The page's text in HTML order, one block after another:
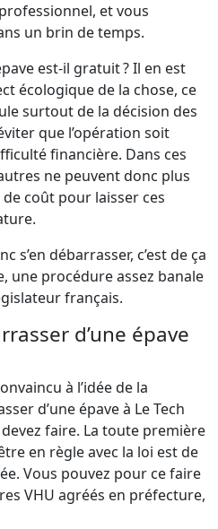
et vous
un brin de temps.
est-il gratuit ? Il en est
écologique de la chose, ce
surtout de la décision des
que l’opération soit
financière. Dans ces
ne peuvent donc plus
coût pour laisser ces
s’en débarrasser, c’est de ça
une procédure assez banale
français.
d’une épave
à l’idée de la
d’une épave à Le Tech
faire. La toute première
en règle avec la loi est de
Vous pouvez pour ce faire
VHU agréés en préfecture,